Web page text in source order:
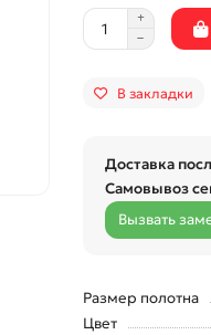
В закладки
Доставка
Самовывоз
Вызвать
Размер полотна
Цвет